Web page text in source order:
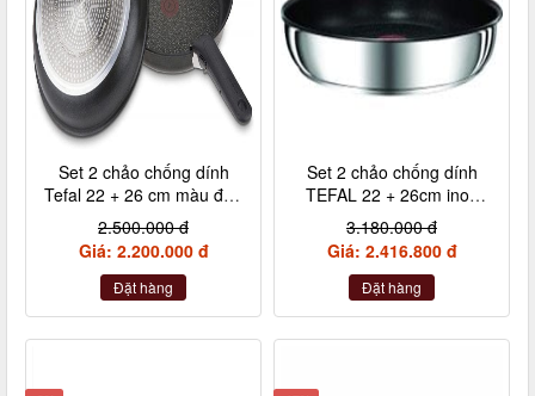
Set 2 chảo chống dính
Tefal 22 + 26 cm màu đen
cán rời L65091
2.500.000 đ
Giá: 2.200.000 đ
Đặt hàng
Set 2 chảo chống dính
TEFAL 22 + 26cm inox
cán rời L94090
3.180.000 đ
Giá: 2.416.800 đ
Đặt hàng